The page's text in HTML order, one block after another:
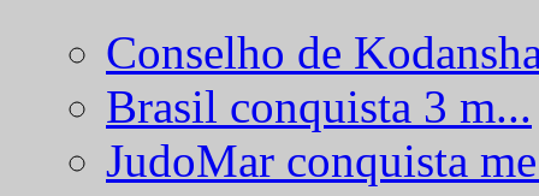
Conselho de
Brasil conquista 3 m...
JudoMar conquista